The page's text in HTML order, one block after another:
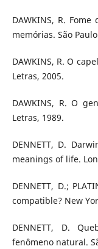
DAWKINS, R.
memórias. São
DAWKINS, R. O
Letras, 2005.
DAWKINS, R. O
Letras, 1989.
DENNETT, D.
meanings of life.
DENNETT, D.;
compatible? New
DENNETT, D.
fenômeno natural.